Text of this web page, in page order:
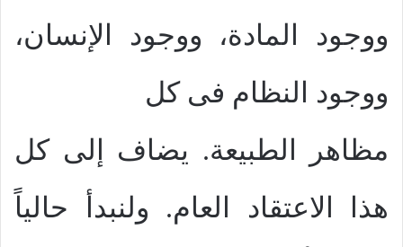
ووجود المادة، ووجود الإنسان،
ووجود النظام فى كل
مظاهر الطبيعة. يضاف إلى كل
هذا الاعتقاد العام. ولنبدأ حالياً